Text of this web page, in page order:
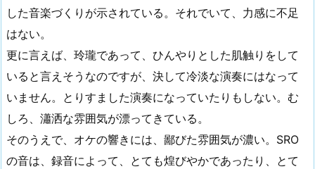
した音楽づくりが示されている。それでいて、力感に不足
はない。
更に言えば、玲瓏であって、ひんやりとした肌触りをして
いると言えそうなのですが、決して冷淡な演奏にはなって
いません。とりすました演奏になっていたりもしない。む
しろ、瀟洒な雰囲気が漂ってきている。
そのうえで、オケの響きには、鄙びた雰囲気が濃い。SRO
の音は、録音によって、とても煌びやかであったり、とて